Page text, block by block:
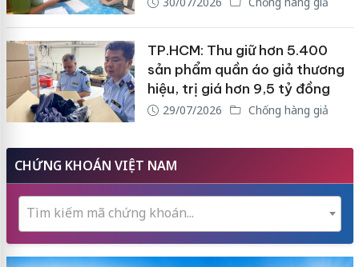
TP.HCM: Thu giữ hơn 5.400
sản phẩm quần áo giả thương
hiệu, trị giá hơn 9,5 tỷ đồng
29/07/2026 Chống hàng giả
CHỨNG KHOÁN VIỆT NAM
Tìm kiếm mã chứng khoán...